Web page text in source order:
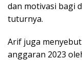
dan motivasi bagi
tuturnya.
Arif juga
anggaran 2023